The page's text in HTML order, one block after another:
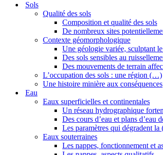
Sols
Qualité des sols
Composition et qualité des sols
De nombreux sites
Contexte géomorphologique
Une géologie variée, sculptant
Des sols sensibles au
Des mouvements de terrain
L’occupation des sols : une région (…)
Une histoire minière aux conséquences
Eau
Eaux superficielles et continentales
Un réseau hydrographique
Des cours d’eau et plans d’eau
Les paramètres qui dégradent
Eaux souterraines
Les nappes, fonctionnement et